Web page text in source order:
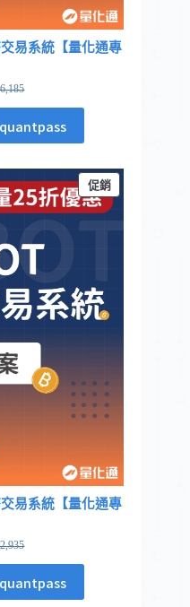
易系統【量化通專
促銷
易系統【量化通專